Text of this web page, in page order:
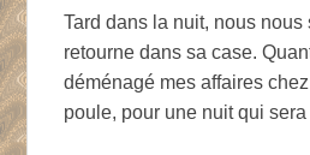
Tard dans la nuit, nous nous
retourne dans sa case.
déménagé mes affaires
poule, pour une nuit qui